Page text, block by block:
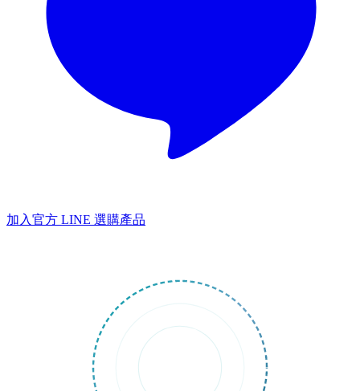
加入官方 LINE 選購產品